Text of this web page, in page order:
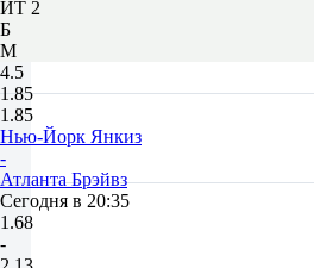
ИТ 2
Б
М
4.5
1.85
1.85
Нью-Йорк Янкиз
-
Атланта Брэйвз
Сегодня в 20:35
1.68
-